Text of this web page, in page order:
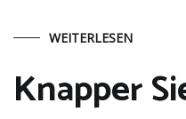
WEITERLESEN
Knapper